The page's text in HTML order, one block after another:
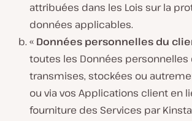
attribuées dans les Lois sur la
données applicables.
« Données personnelles du
toutes les Données personnelles
transmises, stockées ou
ou via vos Applications client en
fourniture des Services par